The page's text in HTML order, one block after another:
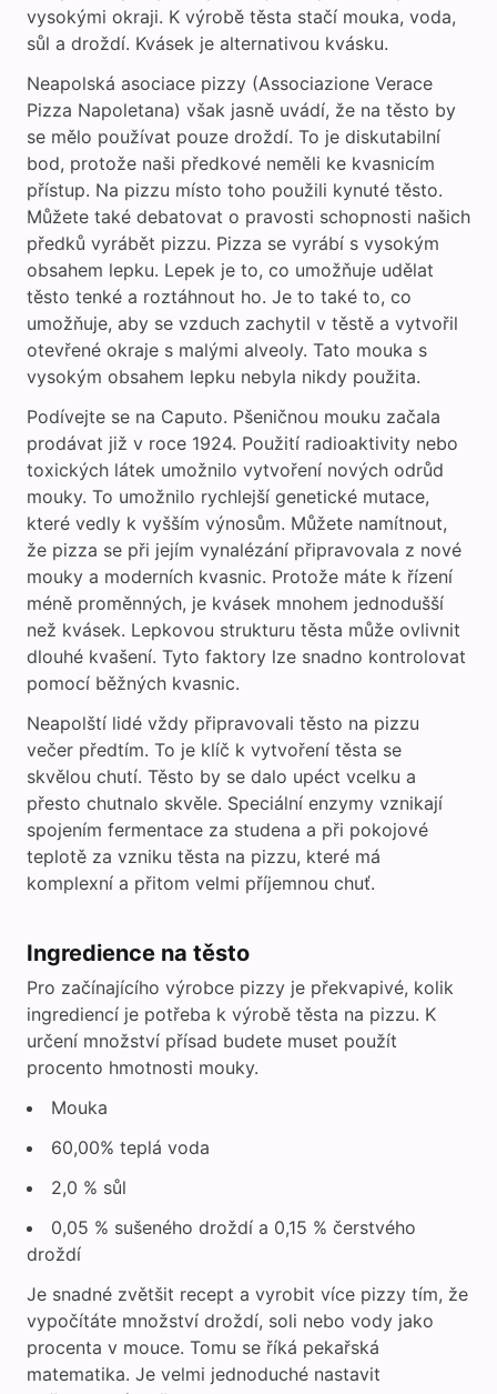
vysokými okraji. K výrobě těsta stačí mouka, voda,
sůl a droždí. Kvásek je alternativou kvásku.
Neapolská asociace pizzy (Associazione Verace
Pizza Napoletana) však jasně uvádí, že na těsto by
se mělo používat pouze droždí. To je diskutabilní
bod, protože naši předkové neměli ke kvasnicím
přístup. Na pizzu místo toho použili kynuté těsto.
Můžete také debatovat o pravosti schopnosti našich
předků vyrábět pizzu. Pizza se vyrábí s vysokým
obsahem lepku. Lepek je to, co umožňuje udělat
těsto tenké a roztáhnout ho. Je to také to, co
umožňuje, aby se vzduch zachytil v těstě a vytvořil
otevřené okraje s malými alveoly. Tato mouka s
vysokým obsahem lepku nebyla nikdy použita.
Podívejte se na Caputo. Pšeničnou mouku začala
prodávat již v roce 1924. Použití radioaktivity nebo
toxických látek umožnilo vytvoření nových odrůd
mouky. To umožnilo rychlejší genetické mutace,
které vedly k vyšším výnosům. Můžete namítnout,
že pizza se při jejím vynalézání připravovala z nové
mouky a moderních kvasnic. Protože máte k řízení
méně proměnných, je kvásek mnohem jednodušší
než kvásek. Lepkovou strukturu těsta může ovlivnit
dlouhé kvašení. Tyto faktory lze snadno kontrolovat
pomocí běžných kvasnic.
Neapolští lidé vždy připravovali těsto na pizzu
večer předtím. To je klíč k vytvoření těsta se
skvělou chutí. Těsto by se dalo upéct vcelku a
přesto chutnalo skvěle. Speciální enzymy vznikají
spojením fermentace za studena a při pokojové
teplotě za vzniku těsta na pizzu, které má
komplexní a přitom velmi příjemnou chuť.
Ingredience na těsto
Pro začínajícího výrobce pizzy je překvapivé, kolik
ingrediencí je potřeba k výrobě těsta na pizzu. K
určení množství přísad budete muset použít
procento hmotnosti mouky.
Mouka
60,00% teplá voda
2,0 % sůl
0,05 % sušeného droždí a 0,15 % čerstvého
droždí
Je snadné zvětšit recept a vyrobit více pizzy tím, že
vypočítáte množství droždí, soli nebo vody jako
procenta v mouce. Tomu se říká pekařská
matematika. Je velmi jednoduché nastavit